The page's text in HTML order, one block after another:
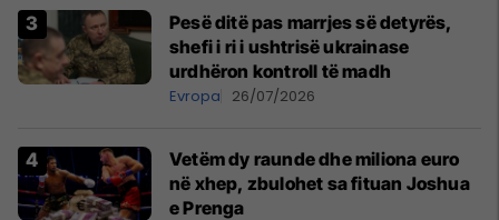
Pesë ditë pas marrjes së detyrës,
shefi i ri i ushtrisë ukrainase
urdhëron kontroll të madh
Evropa 26/07/2026
Vetëm dy raunde dhe miliona euro
në xhep, zbulohet sa fituan Joshua
e Prenga